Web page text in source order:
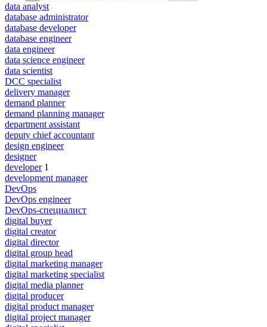
data analyst
database administrator
database developer
database engineer
data engineer
data science engineer
data scientist
DCC specialist
delivery manager
demand planner
demand planning manager
department assistant
deputy chief accountant
design engineer
designer
developer 1
development manager
DevOps
DevOps engineer
DevOps-специалист
digital buyer
digital creator
digital director
digital group head
digital marketing manager
digital marketing specialist
digital media planner
digital producer
digital product manager
digital project manager